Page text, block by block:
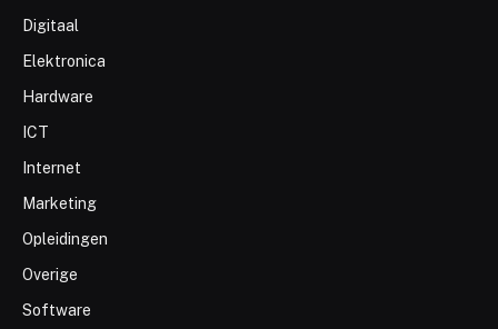
Digitaal
Elektronica
Hardware
ICT
Internet
Marketing
Opleidingen
Overige
Software